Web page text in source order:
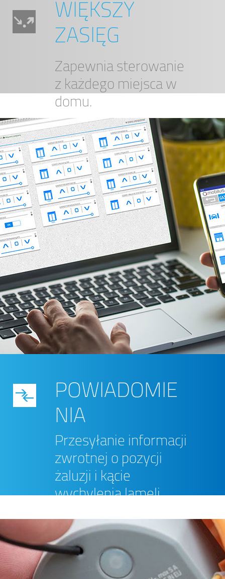
WIĘKSZY
ZASIĘG
Zapewnia sterowanie
z każdego miejsca w
domu.
POWIADOMIE
NIA
Przesyłanie informacji
zwrotnej o pozycji
żaluzji i kącie
wychylenia lameli.